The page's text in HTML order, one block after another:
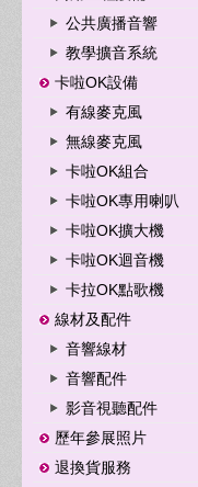
公共廣播音響
教學擴音系統
卡啦OK設備
有線麥克風
無線麥克風
卡啦OK組合
卡啦OK專用喇叭
卡啦OK擴大機
卡啦OK迴音機
卡拉OK點歌機
線材及配件
音響線材
音響配件
影音視聽配件
歷年參展照片
退換貨服務